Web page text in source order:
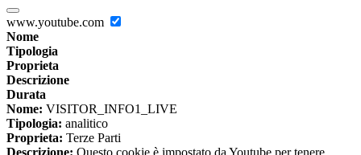
www.youtube.com
Nome
Tipologia
Proprieta
Descrizione
Durata
Nome: VISITOR_INFO1_LIVE
Tipologia: analitico
Proprieta: Terze Parti
Descrizione: Questo cookie è impostato da Youtube per tenere